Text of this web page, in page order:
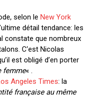
selon le New York
détail tendance: les
constate que nombreux
C’est Nicolas
est obligé d’en porter
femme« .
Angeles Times: la
française au même